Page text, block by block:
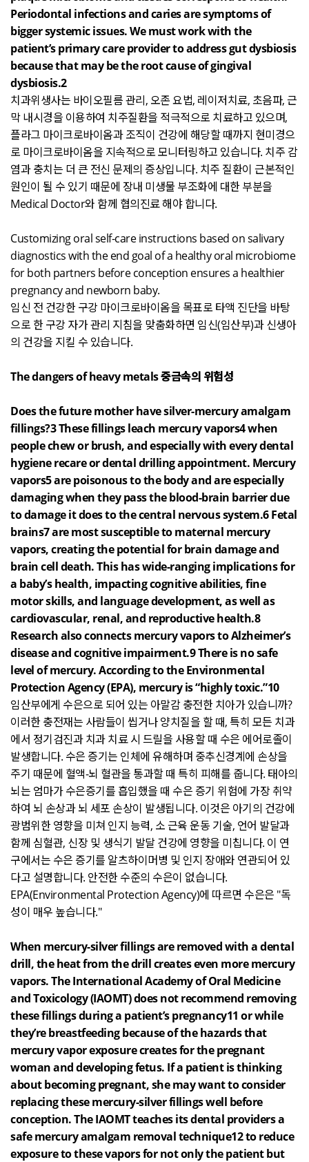
Periodontal infections and caries are symptoms of
bigger systemic issues. We must work with the
patient’s primary care provider to address gut dysbiosis
because that may be the root cause of gingival
dysbiosis.2
치과위생사는 바이오필름 관리, 오존 요법, 레이저치료, 초음파,근
막 내시경을 이용하여 치주질환을 적극적으로 치료하고 있으며,
플라그 마이크로바이옴과 조직이 건강에 해당할 때까지 현미경으
로 마이크로바이옴을 지속적으로 모니터링하고 있습니다. 치주 감
염과 충치는 더 큰 전신 문제의 증상입니다. 치주 질환이 근본적인
원인이 될 수 있기 때문에 장내 미생물 부조화에 대한 부분을
Medical Doctor와 함께 협의진료 해야 합니다.
Customizing oral self-care instructions based on salivary
diagnostics with the end goal of a healthy oral microbiome
for both partners before conception ensures a healthier
pregnancy and newborn baby.
임신 전 건강한 구강 마이크로바이옴을 목표로 타액 진단을 바탕
으로 한 구강 자가 관리 지침을 맞춤화하면 임신(임산부)과 신생아
의 건강을 지킬 수 있습니다.
The dangers of heavy metals중금속의 위험성
Does the future mother have silver-mercury amalgam
fillings?3 These fillings leach mercury vapors4 when
people chew or brush, and especially with every dental
hygiene recare or dental drilling appointment. Mercury
vapors5 are poisonous to the body and are especially
damaging when they pass the blood-brain barrier due
to damage it does to the central nervous system.6 Fetal
brains7 are most susceptible to maternal mercury
vapors, creating the potential for brain damage and
brain cell death. This has wide-ranging implications for
a baby’s health, impacting cognitive abilities, fine
motor skills, and language development, as well as
cardiovascular, renal, and reproductive health.8
Research also connects mercury vapors to Alzheimer’s
disease and cognitive impairment.9 There is no safe
level of mercury. According to the Environmental
Protection Agency (EPA), mercury is “highly toxic.”10
임산부에게 수은으로 되어 있는 아말감 충전한 치아가 있습니까?
이러한 충전재는 사람들이 씹거나 양치질을 할 때,특히 모든 치과
에서 정기검진과 치과 치료 시 드릴을 사용할 때 수은 에어로졸이
발생합니다. 수은 증기는 인체에 유해하며 중추신경계에 손상을
주기 때문에 혈액-뇌 혈관을 통과할 때 특히 피해를 줍니다. 태아의
뇌는 엄마가 수은증기를 흡입했을 때 수은 증기 위험에 가장 취약
하여 뇌 손상과 뇌 세포 손상이 발생됩니다. 이것은 아기의 건강에
광범위한 영향을 미쳐 인지 능력, 소 근육 운동 기술, 언어 발달과
함께 심혈관, 신장 및 생식기 발달 건강에 영향을 미칩니다. 이 연
구에서는 수은 증기를 알츠하이머병 및 인지 장애와 연관되어 있
다고 설명합니다. 안전한 수준의 수은이 없습니다.
EPA(Environmental Protection Agency)에 따르면 수은은 "독
성이 매우 높습니다."
When mercury-silver fillings are removed with a dental
drill, the heat from the drill creates even more mercury
vapors. The International Academy of Oral Medicine
and Toxicology (IAOMT) does not recommend removing
these fillings during a patient’s pregnancy11 or while
they’re breastfeeding because of the hazards that
mercury vapor exposure creates for the pregnant
woman and developing fetus. If a patient is thinking
about becoming pregnant, she may want to consider
replacing these mercury-silver fillings well before
conception. The IAOMT teaches its dental providers a
safe mercury amalgam removal technique12 to reduce
exposure to these vapors for not only the patient but